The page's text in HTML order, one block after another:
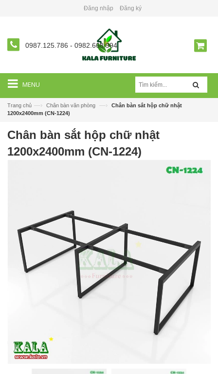
Đăng nhập Đăng ký
0987.125.786 - 0982.668.994
MENU
Trang chủ —› Chân bàn văn phòng —›
Chân bàn sắt hộp chữ nhật
1200x2400mm (CN-1224)
Chân bàn sắt hộp chữ nhật
1200x2400mm (CN-1224)